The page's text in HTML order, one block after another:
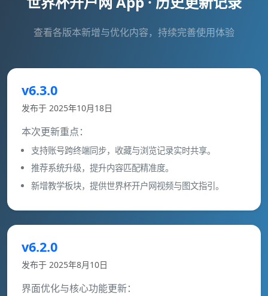
查看各版本新增与优化内容，持续完善使用体验
v6.3.0
发布于 2025年10月18日
本次更新重点：
支持账号跨终端同步，收藏与浏览记录实时共享。
推荐系统升级，提升内容匹配精准度。
新增教学板块，提供世界杯开户网视频与图文指引。
v6.2.0
发布于 2025年8月10日
界面优化与核心功能更新：